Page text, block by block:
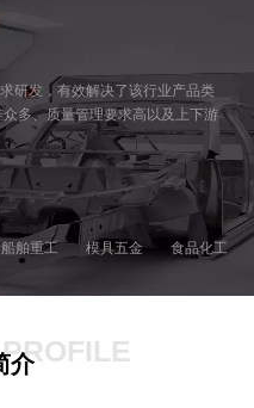
研发，有效解决了该行业产品类
多、质量管理要求高以及上下游
船舶重工 模具五金 食品化工
介